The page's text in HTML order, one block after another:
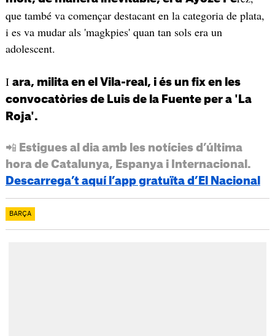
que també va començar destacant en la categoria de plata,
i es va mudar als 'magkpies' quan tan sols era un
adolescent.
I ara, milita en el Vila-real, i és un fix en les
convocatòries de Luis de la Fuente per a 'La
Roja'.
📲 Estigues al dia amb les notícies d’última
hora de Catalunya, Espanya i Internacional.
Descarrega’t aquí l’app gratuïta d’El Nacional
BARÇA